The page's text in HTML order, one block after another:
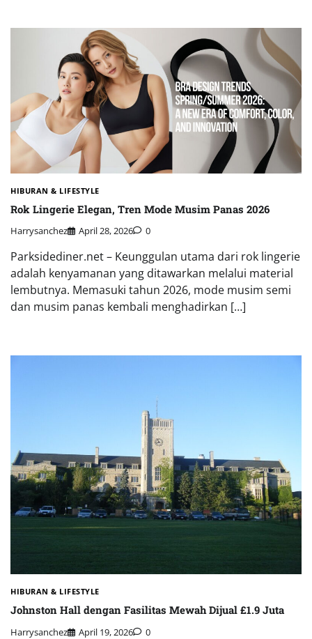
HIBURAN & LIFESTYLE
Rok Lingerie Elegan, Tren Mode Musim Panas 2026
Harrysanchez April 28, 2026 0
Parksidediner.net – Keunggulan utama dari rok lingerie
adalah kenyamanan yang ditawarkan melalui material
lembutnya. Memasuki tahun 2026, mode musim semi
dan musim panas kembali menghadirkan […]
HIBURAN & LIFESTYLE
Johnston Hall dengan Fasilitas Mewah Dijual £1.9 Juta
Harrysanchez April 19, 2026 0